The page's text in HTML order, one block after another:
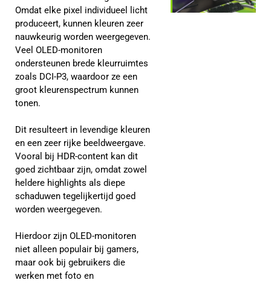
Omdat elke pixel individueel licht
produceert, kunnen kleuren zeer
nauwkeurig worden weergegeven.
Veel OLED-monitoren
ondersteunen brede kleurruimtes
zoals DCI-P3, waardoor ze een
groot kleurenspectrum kunnen
tonen.
Dit resulteert in levendige kleuren
en een zeer rijke beeldweergave.
Vooral bij HDR-content kan dit
goed zichtbaar zijn, omdat zowel
heldere highlights als diepe
schaduwen tegelijkertijd goed
worden weergegeven.
Hierdoor zijn OLED-monitoren
niet alleen populair bij gamers,
maar ook bij gebruikers die
werken met foto en